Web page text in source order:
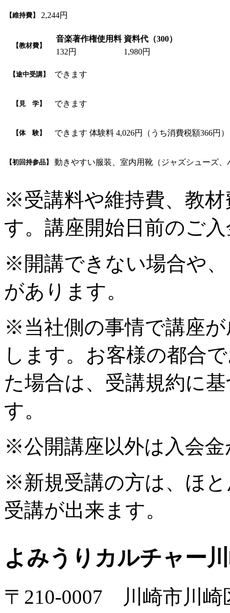
【維持費】 2,244円
【教材費】
音楽著作権使用料 資料代（300）
132円
1,980円
【途中受講】 できます
【見 学】 できます
【体 験】 できます 体験料 4,026円（うち消費税額366円）
【初回持参品】 動きやすい服装、室内用靴（ジャズシューズ
※受講料や維持費、教
す。講座開始日前のご
※開講できない場合や
があります。
※当社側の事情で講座
します。お客様の都合
た場合は、受講規約に
す。
※公開講座以外は入会
※新規受講の方は、ほ
受講が出来ます。
よみうりカルチャー
〒210-0007 川崎市川崎